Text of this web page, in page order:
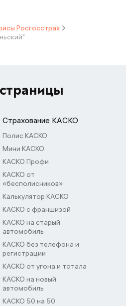
Росгосстрах
Страхование КАСКО
Полис КАСКО
Мини КАСКО
КАСКО Профи
КАСКО от
«бесполисников»
Калькулятор КАСКО
КАСКО с франшизой
КАСКО на старый
автомобиль
КАСКО без телефона и
регистрации
КАСКО от угона и тотала
КАСКО на новый
автомобиль
КАСКО 50 на 50